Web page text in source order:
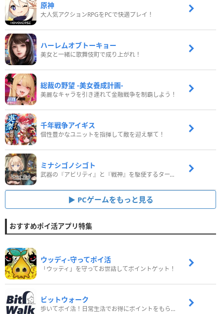
原神
大人気アクションRPGをPCで快適プレイ！
ハーレムオブトーキョー
美女と一緒に歌舞伎町で成り上がれ！
総裁の野望 -美女養成計画-
美麗なキャラを引き連れて金融戦争を制覇しよう！
千年戦争アイギス
個性豊かなユニットを指揮して敵を迎え撃て！
ミナシゴノシゴト
武器の『アビリティ』と『戦神』を駆使するターン制コマンドバトルRPG！
PCゲームをもっと見る
おすすめポイ活アプリ特集
ウッディ‐守ってポイ活
「ウッディ」を守ってお世話してポイントゲット！
ビットウォーク
歩いてポイ活！日常生活でお得にポイントをもらおう